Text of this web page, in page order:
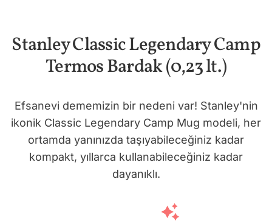
Stanley Classic Legendary Camp
Termos Bardak (0,23 lt.)
Efsanevi dememizin bir nedeni var! Stanley'nin
ikonik Classic Legendary Camp Mug modeli, her
ortamda yanınızda taşıyabileceğiniz kadar
kompakt, yıllarca kullanabileceğiniz kadar
dayanıklı.